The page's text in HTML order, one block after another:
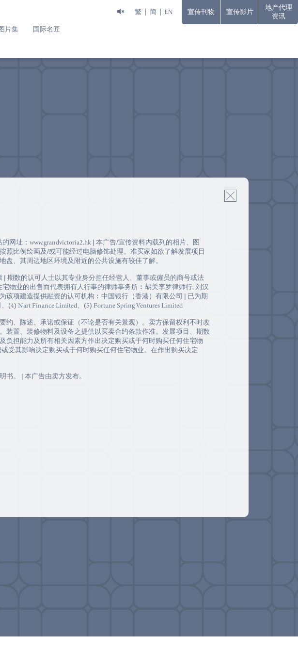
片集 国际名匠
繁 簡 EN 宣传刊物 宣传影片
地产代理
资讯
址：www.grandvictoria2.hk | 本广告/宣传资料内载列的相片、图
比例绘画及/或可能经过电脑修饰处理。准买家如欲了解发展项目
、其周边地区环境及附近的公共设施有较佳了解。
期数的认可人士以其专业身分担任经营人、董事或僱员的商号或法
物业的出售而代表拥有人行事的律师事务所︰胡关李罗律师行, 刘汉
该项建造提供融资的认可机构︰中国银行（香港）有限公司 | 已为期
Nart Finance Limited、(5) Fortune Spring Ventures Limited
、陈述、承诺或保证（不论是否有关景观）。卖方保留权利不时改
置、装修物料及设备之提供以买卖合约条款作准。发展项目、期数
担能力及所有相关因素方作出决定购买或于何时购买任何住宅物
受其影响决定购买或于何时购买任何住宅物业。在作出购买决定
。 | 本广告由卖方发布。